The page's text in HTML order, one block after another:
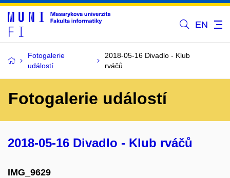
EN
Fotogalerie
událostí
2018-05-16 Divadlo - Klub
rváčů
Fotogalerie událostí
2018-05-16 Divadlo - Klub rváčů
IMG_9629